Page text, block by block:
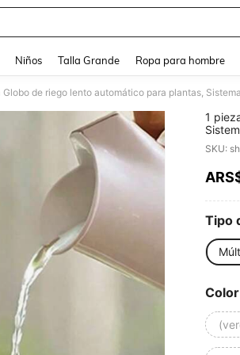
Niños Talla Grande Ropa para hombre
1
SKU:
Tipo
Color